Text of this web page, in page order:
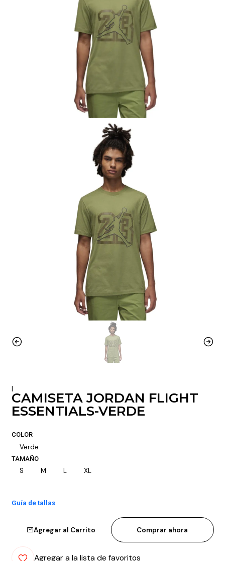
|
CAMISETA JORDAN FLIGHT
ESSENTIALS-VERDE
COLOR
Verde
TAMAÑO
S M L XL
Guía de tallas
Agregar al Carrito Comprar ahora
Agregar a la lista de favoritos